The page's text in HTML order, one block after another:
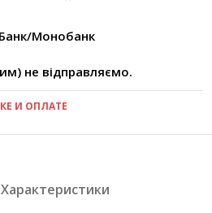
Монобанк
не відправляємо.
И ОПЛАТЕ
Характеристики